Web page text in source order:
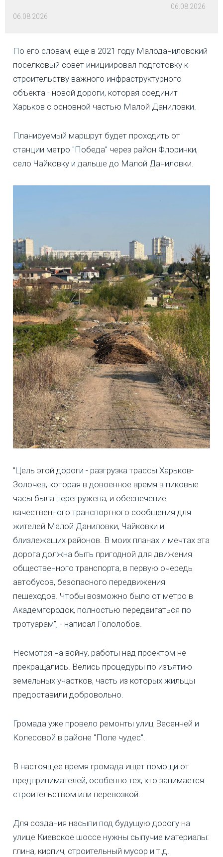
06.08.2026
06.08.2026
По его словам, еще в 2021 году Малоданиловский
поселковый совет инициировал подготовку к
строительству важного инфраструктурного
объекта - новой дороги, которая соединит
Харьков с основной частью Малой Даниловки.
Планируемый маршрут будет проходить от
станции метро "Победа" через район Флоринки,
село Чайковку и дальше до Малой Даниловки.
"Цель этой дороги - разгрузка трассы Харьков-
Золочев, которая в довоенное время в пиковые
часы была перегружена, и обеспечение
качественного транспортного сообщения для
жителей Малой Даниловки, Чайковки и
близлежащих районов. В моих планах и мечтах эта
дорога должна быть пригодной для движения
общественного транспорта, в первую очередь
автобусов, безопасного передвижения
пешеходов. Чтобы возможно было от метро в
Академгородок, полностью передвигаться по
тротуарам", - написал Гололобов.
Несмотря на войну, работы над проектом не
прекращались. Велись процедуры по изъятию
земельных участков, часть из которых жильцы
предоставили добровольно.
Громада уже провело ремонты улиц Весенней и
Колесовой в районе "Поле чудес".
В настоящее время громада ищет помощи от
предпринимателей, особенно тех, кто занимается
строительством или перевозкой.
Для создания насыпи под будущую дорогу на
улице Киевское шоссе нужны сыпучие материалы:
глина, кирпич, строительный мусор и т.д.